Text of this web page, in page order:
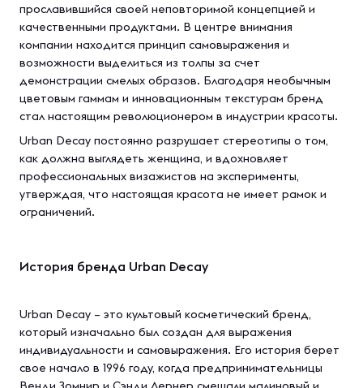
прославившийся своей неповторимой концепцией и
качественными продуктами. В центре внимания
компании находится принцип самовыражения и
возможности выделиться из толпы за счет
демонстрации смелых образов. Благодаря необычным
цветовым гаммам и инновационным текстурам бренд
стал настоящим революционером в индустрии красоты.
Urban Decay постоянно разрушает стереотипы о том,
как должна выглядеть женщина, и вдохновляет
профессиональных визажистов на эксперименты,
утверждая, что настоящая красота не имеет рамок и
ограничений.
История бренда Urban Decay
Urban Decay – это культовый косметический бренд,
который изначально был создан для выражения
индивидуальности и самовыражения. Его история берет
свое начало в 1996 году, когда предпринимательницы